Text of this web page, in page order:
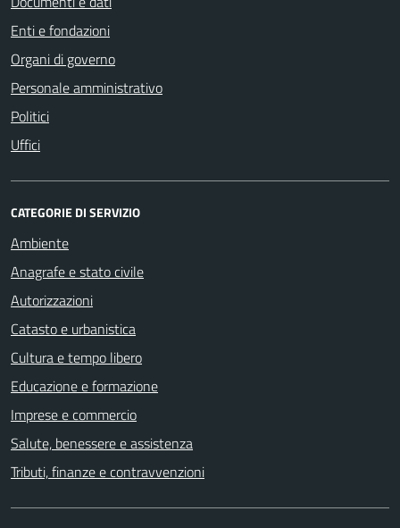
Enti e fondazioni
Organi di governo
Personale amministrativo
Politici
Uffici
CATEGORIE DI SERVIZIO
Ambiente
Anagrafe e stato civile
Autorizzazioni
Catasto e urbanistica
Cultura e tempo libero
Educazione e formazione
Imprese e commercio
Salute, benessere e assistenza
Tributi, finanze e contravvenzioni